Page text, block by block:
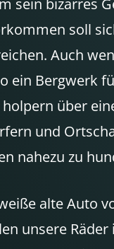
sein bizarres
soll
Auch
ein Bergwerk
über
und
nahezu zu
alte Auto
unsere